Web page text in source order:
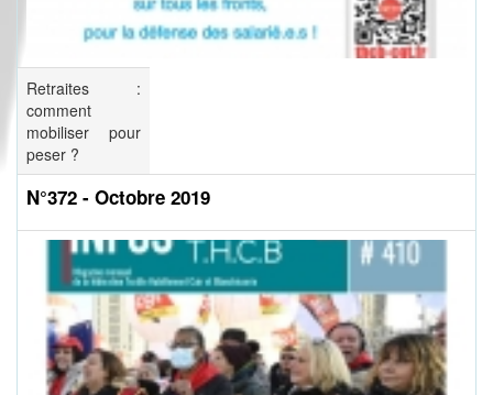
Retraites :
comment
mobiliser pour
peser ?
N°372 - Octobre 2019